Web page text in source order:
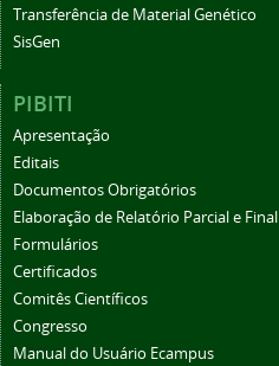
Transferência de Material Genético
SisGen
PIBITI
Apresentação
Editais
Documentos Obrigatórios
Elaboração de Relatório Parcial e Final
Formulários
Certificados
Comitês Científicos
Congresso
Manual do Usuário Ecampus